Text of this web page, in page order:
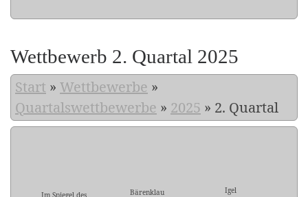
Wettbewerb 2. Quartal 2025
Start » Wettbewerbe »
Quartalswettbewerbe » 2025 » 2. Quartal
Im Spiegel des Bärenklau Igel